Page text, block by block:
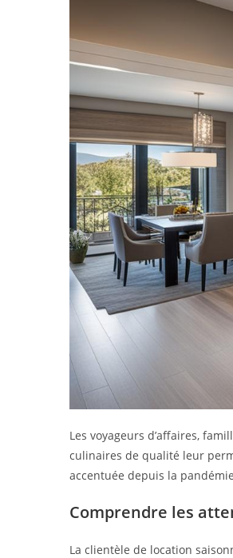
Les voyageurs d’affaires,
culinaires de qualité leur
accentuée depuis la
Comprendre les
La clientèle de location